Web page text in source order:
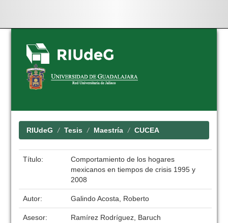
Skip
navigation
RIUdeG Tesis Maestría CUCEA
Título:
Comportamiento de los hogares
mexicanos en tiempos de crisis 1995 y
2008
Autor: Galindo Acosta, Roberto
Asesor:
Ramírez Rodríguez, Baruch